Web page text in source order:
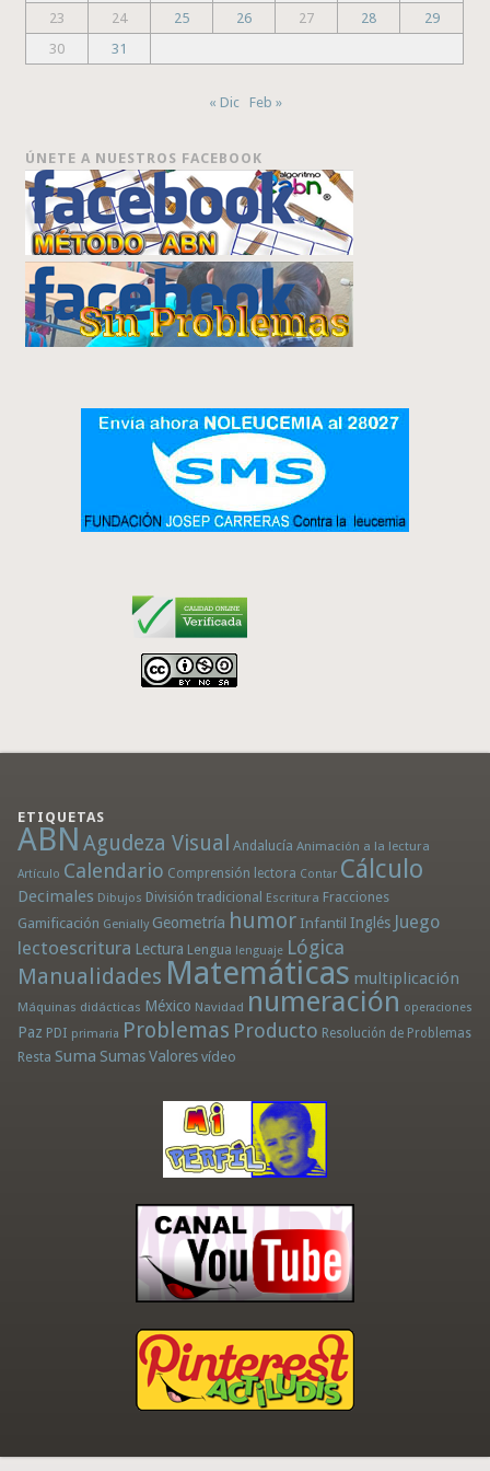
23
24 25 26 27 28
29
30
31
« Dic Feb »
ÚNETE A NUESTROS FACEBOOK
ETIQUETAS
ABN Agudeza Visual Andalucía Animación a la lectura
Artículo Calendario Comprensión lectora Contar Cálculo
Decimales Dibujos División tradicional Escritura Fracciones
Gamificación Genially Geometría humor Infantil Inglés Juego
lectoescritura Lectura Lengua lenguaje Lógica
Manualidades Matemáticas multiplicación
Máquinas didácticas México Navidad numeración operaciones
Paz PDI primaria Problemas Producto Resolución de Problemas
Resta Suma Sumas Valores vídeo